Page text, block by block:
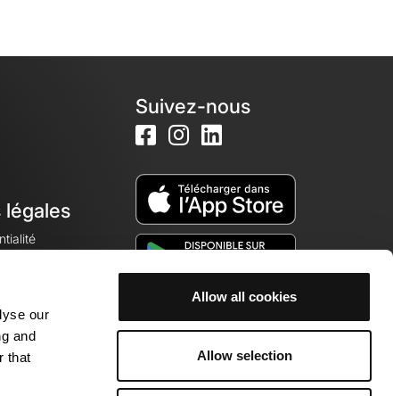
our
and
that
Allow all cookies
Allow selection
légales
Suivez-nous